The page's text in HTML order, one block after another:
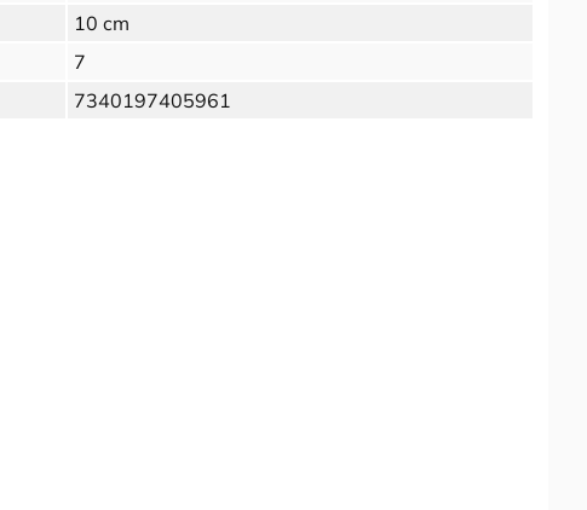
10 cm
7
7340197405961